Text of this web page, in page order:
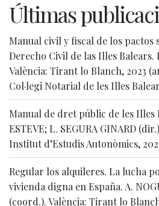
Últimas
Manual civil y fiscal de los pactos
Derecho Civil de las Illes Balears.
València: Tirant lo Blanch, 2023
Col·legi Notarial de les Illes
Manual de dret públic de les Illes
ESTEVE; L. SEGURA GINARD
Institut d’Estudis Autonòmics,
Regular los alquileres. La lucha
vivienda digna en España. A.
(coord.). València: Tirant lo